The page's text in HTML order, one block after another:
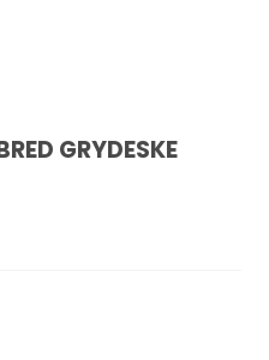
GRYDESKE